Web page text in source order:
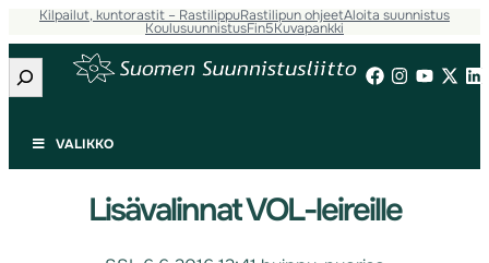
Kilpailut, kuntorastit – RastilippuRastilipun ohjeetAloita suunnistus
KoulusuunnistusFin5Kuvapankki
Etsi
VALIKKO
Lisävalinnat VOL-leireille